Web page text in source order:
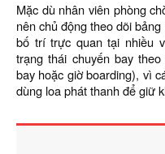
Mặc dù nhân viên phòng
nên chủ động theo dõi
bố trí trực quan tại nhiều
trạng thái chuyến bay
bay hoặc giờ boarding), vì
dùng loa phát thanh để giữ